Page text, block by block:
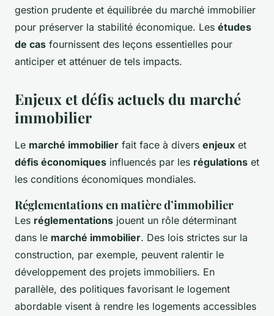
gestion prudente et équilibrée du marché immobilier
pour préserver la stabilité économique. Les études
de cas fournissent des leçons essentielles pour
anticiper et atténuer de tels impacts.
Enjeux et défis actuels du marché
immobilier
Le marché immobilier fait face à divers enjeux et
défis économiques influencés par les régulations et
les conditions économiques mondiales.
Réglementations en matière d’immobilier
Les réglementations jouent un rôle déterminant
dans le marché immobilier. Des lois strictes sur la
construction, par exemple, peuvent ralentir le
développement des projets immobiliers. En
parallèle, des politiques favorisant le logement
abordable visent à rendre les logements accessibles